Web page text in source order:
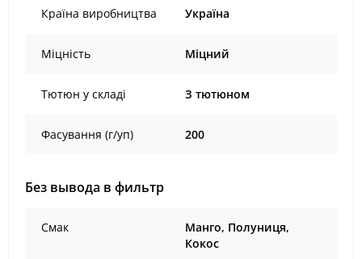
Країна виробництва Україна
Міцність Міцний
Тютюн у складі З тютюном
Фасування (г/уп) 200
Без вывода в фильтр
Смак
Манго, Полуниця,
Кокос